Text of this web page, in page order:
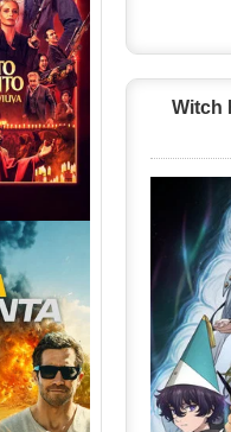
Witch
A
WEB-DL
Áudio
Torrent
4K